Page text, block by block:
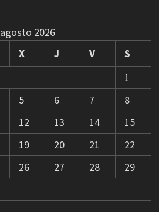
agosto 2026
X J V
S
1
5 6 7
8
12 13 14
15
19 20 21
22
26 27 28
29